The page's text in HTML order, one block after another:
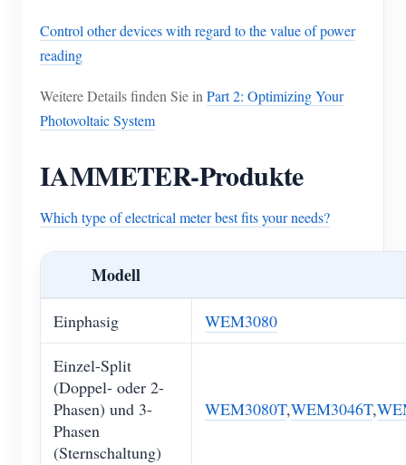
Control other devices with regard to the value of power
reading
Weitere Details finden Sie in Part 2: Optimizing Your
Photovoltaic System
IAMMETER-Produkte
Which type of electrical meter best fits your needs?
Modell
Einphasig WEM3080
Einzel-Split
(Doppel- oder 2-
Phasen) und 3-
Phasen
(Sternschaltung)
WEM3080T,WEM3046T,